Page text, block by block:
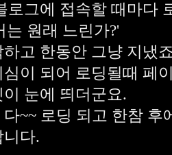
로그에 접속할 때마다
는 원래 느린가?'
고 한동안 그냥 지냈
심이 되어 로딩될때 페
눈에 띄더군요.
~~ 로딩 되고 한참 후
니다.